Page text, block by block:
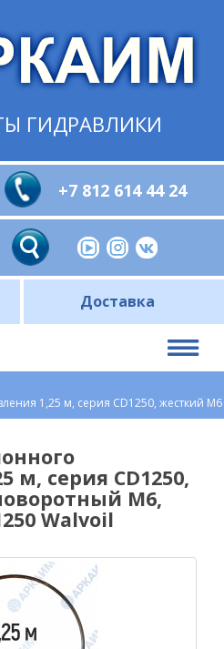
ГИДРАВЛИКИ
+7 812 614 44 24
Доставка
1,25 м, серия CD1250, жесткий
м, серия CD1250,
М6,
Walvoil